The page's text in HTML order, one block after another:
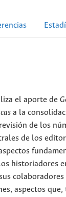
el aporte de
a la
de los
de los
historiadores
aspectos